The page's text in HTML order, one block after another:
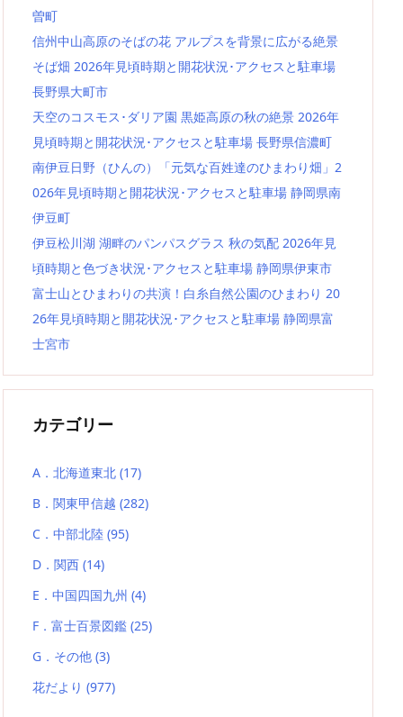
曽町
信州中山高原のそばの花 アルプスを背景に広がる絶景
そば畑 2026年見頃時期と開花状況･アクセスと駐車場
長野県大町市
天空のコスモス･ダリア園 黒姫高原の秋の絶景 2026年
見頃時期と開花状況･アクセスと駐車場 長野県信濃町
南伊豆日野（ひんの）「元気な百姓達のひまわり畑」2
026年見頃時期と開花状況･アクセスと駐車場 静岡県南
伊豆町
伊豆松川湖 湖畔のパンパスグラス 秋の気配 2026年見
頃時期と色づき状況･アクセスと駐車場 静岡県伊東市
富士山とひまわりの共演！白糸自然公園のひまわり 20
26年見頃時期と開花状況･アクセスと駐車場 静岡県富
士宮市
カテゴリー
A．北海道東北 (17)
B．関東甲信越 (282)
C．中部北陸 (95)
D．関西 (14)
E．中国四国九州 (4)
F．富士百景図鑑 (25)
G．その他 (3)
花だより (977)